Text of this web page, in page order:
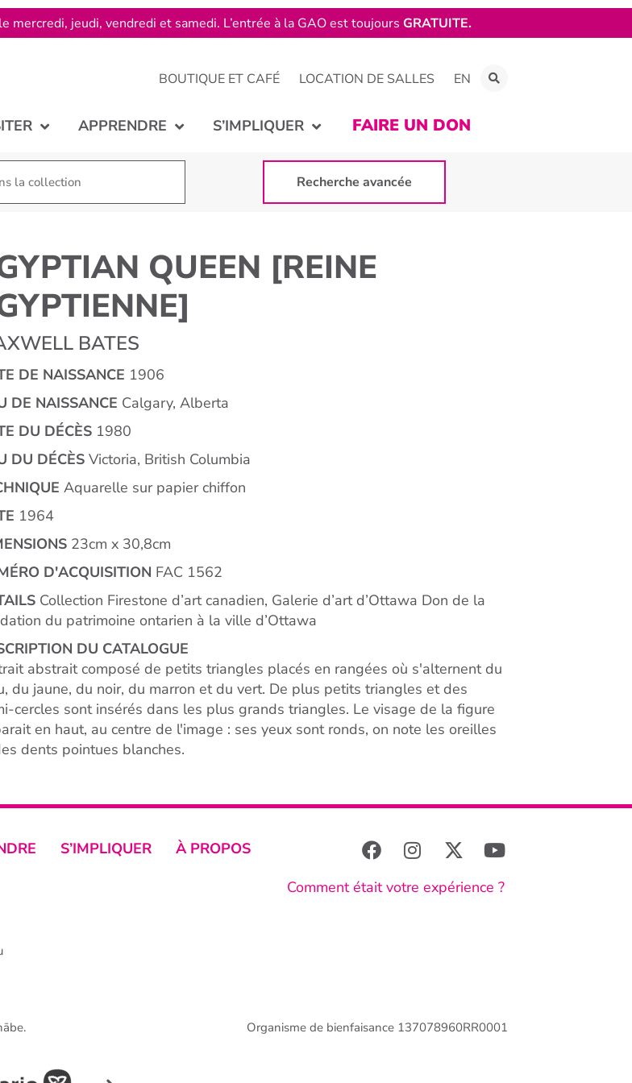
BOUTIQUE ET CAFÉ LOCATION DE SALLES EN
APPRENDRE S’IMPLIQUER FAIRE UN DON
Recherche avancée
QUEEN [REINE
BATES
DE NAISSANCE 1906
DE NAISSANCE Calgary, Alberta
DU DÉCÈS 1980
DU DÉCÈS Victoria, British Columbia
Aquarelle sur papier chiffon
1964
23cm x 30,8cm
D'ACQUISITION FAC 1562
Collection Firestone d’art canadien, Galerie d’art d’Ottawa Don de la
du patrimoine ontarien à la ville d’Ottawa
DU CATALOGUE
abstrait composé de petits triangles placés en rangées où s'alternent du
du jaune, du noir, du marron et du vert. De plus petits triangles et des
cercles sont insérés dans les plus grands triangles. Le visage de la figure
en haut, au centre de l'image : ses yeux sont ronds, on note les oreilles
dents pointues blanches.
S’IMPLIQUER
À PROPOS
Comment était votre expérience ?
Organisme de bienfaisance 137078960RR0001
jeudi, vendredi et samedi. L’entrée à la GAO est toujours GRATUITE.